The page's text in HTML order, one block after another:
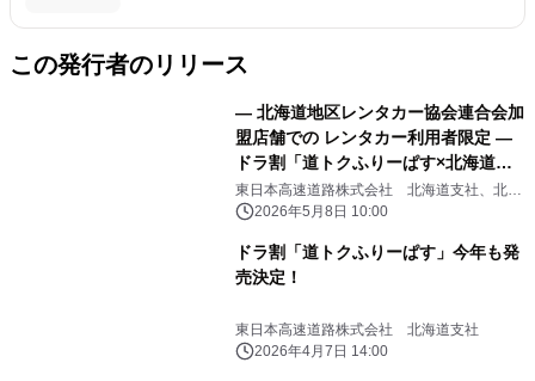
この発行者のリリース
― 北海道地区レンタカー協会連合会加
盟店舗での レンタカー利用者限定 ―
ドラ割「道トクふりーぱす×北海道レ
ンタカー セットプラン」を発売！
東日本高速道路株式会社 北海道支社、北海
道地区レンタカー協会連合会
2026年5月8日 10:00
ドラ割「道トクふりーぱす」今年も発
売決定！
東日本高速道路株式会社 北海道支社
2026年4月7日 14:00